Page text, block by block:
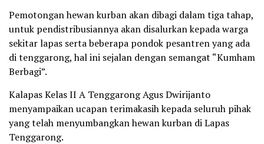
Pemotongan hewan kurban akan dibagi dalam tiga tahap,
untuk pendistribusiannya akan disalurkan kepada warga
sekitar lapas serta beberapa pondok pesantren yang ada
di tenggarong, hal ini sejalan dengan semangat “Kumham
Berbagi”.
Kalapas Kelas II A Tenggarong Agus Dwirijanto
menyampaikan ucapan terimakasih kepada seluruh pihak
yang telah menyumbangkan hewan kurban di Lapas
Tenggarong.